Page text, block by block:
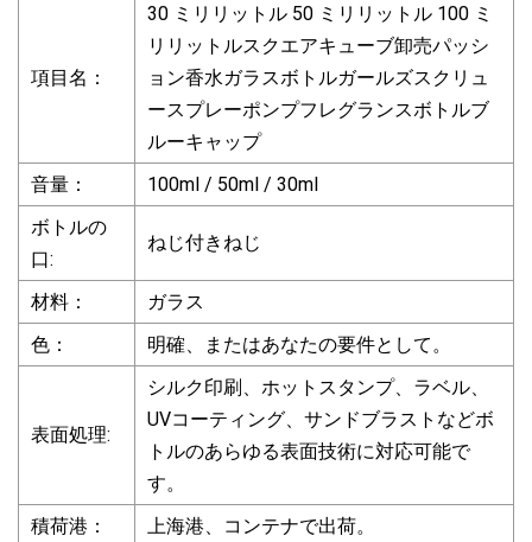
項目名：
30 ミリリットル 50 ミリリットル 100 ミ
リリットルスクエアキューブ卸売パッシ
ョン香水ガラスボトルガールズスクリュ
ースプレーポンプフレグランスボトルブ
ルーキャップ
音量：
100ml / 50ml / 30ml
ボトルの
口:
ねじ付きねじ
材料：
ガラス
色：
明確、またはあなたの要件として。
表面処理:
シルク印刷、ホットスタンプ、ラベル、
UVコーティング、サンドブラストなどボ
トルのあらゆる表面技術に対応可能で
す。
積荷港：
上海港、コンテナで出荷。